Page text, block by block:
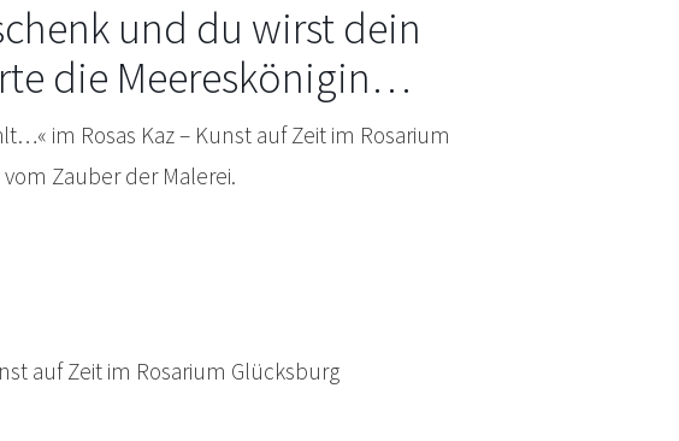
und du wirst dein
die Meereskönigin…
im Rosas Kaz – Kunst auf Zeit im Rosarium
Zauber der Malerei.
auf Zeit im Rosarium Glücksburg